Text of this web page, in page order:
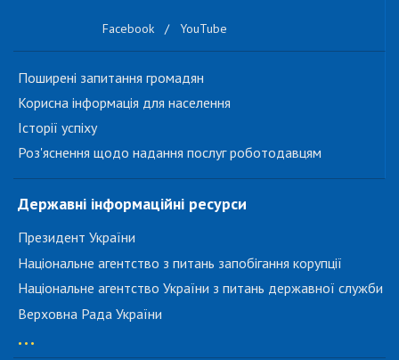
Facebook / YouTube
Поширені запитання громадян
Корисна інформація для населення
Історії успіху
Роз'яснення щодо надання послуг роботодавцям
Державні інформаційні ресурси
Президент України
Національне агентство з питань запобігання корупції
Національне агентство України з питань державної служби
Верховна Рада України
...